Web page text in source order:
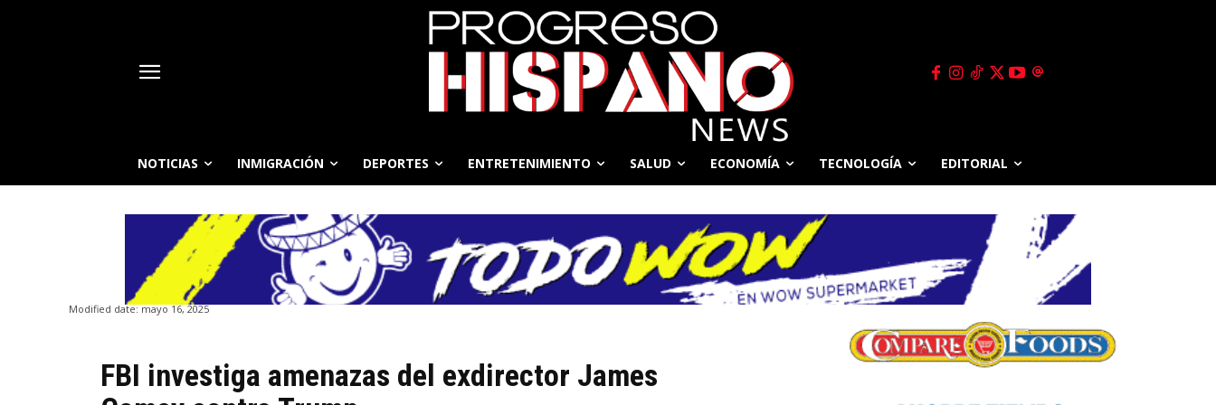
NOTICIAS INMIGRACIÓN DEPORTES ENTRETENIMIENTO SALUD ECONOMÍA TECNOLOGÍA EDITORIAL
Modified date: mayo 16, 2025
FBI investiga amenazas del exdirector James